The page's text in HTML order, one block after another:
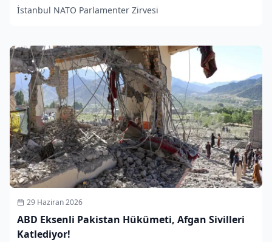
İstanbul NATO Parlamenter Zirvesi
29 Haziran 2026
ABD Eksenli Pakistan Hükümeti, Afgan Sivilleri
Katlediyor!